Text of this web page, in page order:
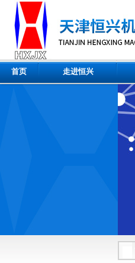
首页 走进恒兴